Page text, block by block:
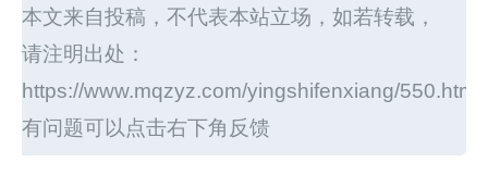
本文来自投稿，不代表本站立场，如若转载，
请注明出处：
https://www.mqzyz.com/yingshifenxiang/550.html
有问题可以点击右下角反馈